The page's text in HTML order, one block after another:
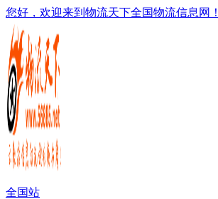
您好，欢迎来到物流天下全国物流信息网！
全国站